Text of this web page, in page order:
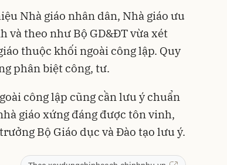
Nhà giáo nhân dân, Nhà giáo ưu
và theo như Bộ GD&ĐT vừa xét
thuộc khối ngoài công lập. Quy
phân biệt công, tư.
công lập cũng cần lưu ý chuẩn
giáo xứng đáng được tôn vinh,
Bộ Giáo dục và Đào tạo lưu ý.